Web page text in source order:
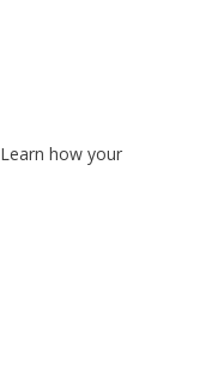
Learn how your